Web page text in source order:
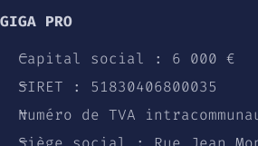
GIGA PRO
Capital social : 6 000 €
SIRET : 51830406800035
Numéro de TVA